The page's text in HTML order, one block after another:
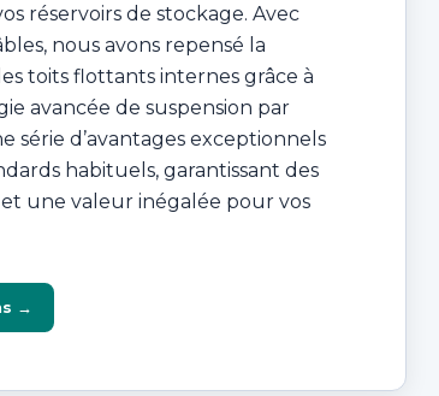
réservoirs de stockage. Avec
nous avons repensé la
toits flottants internes grâce à
avancée de suspension par
série d’avantages exceptionnels
habituels, garantissant des
une valeur inégalée pour vos
→